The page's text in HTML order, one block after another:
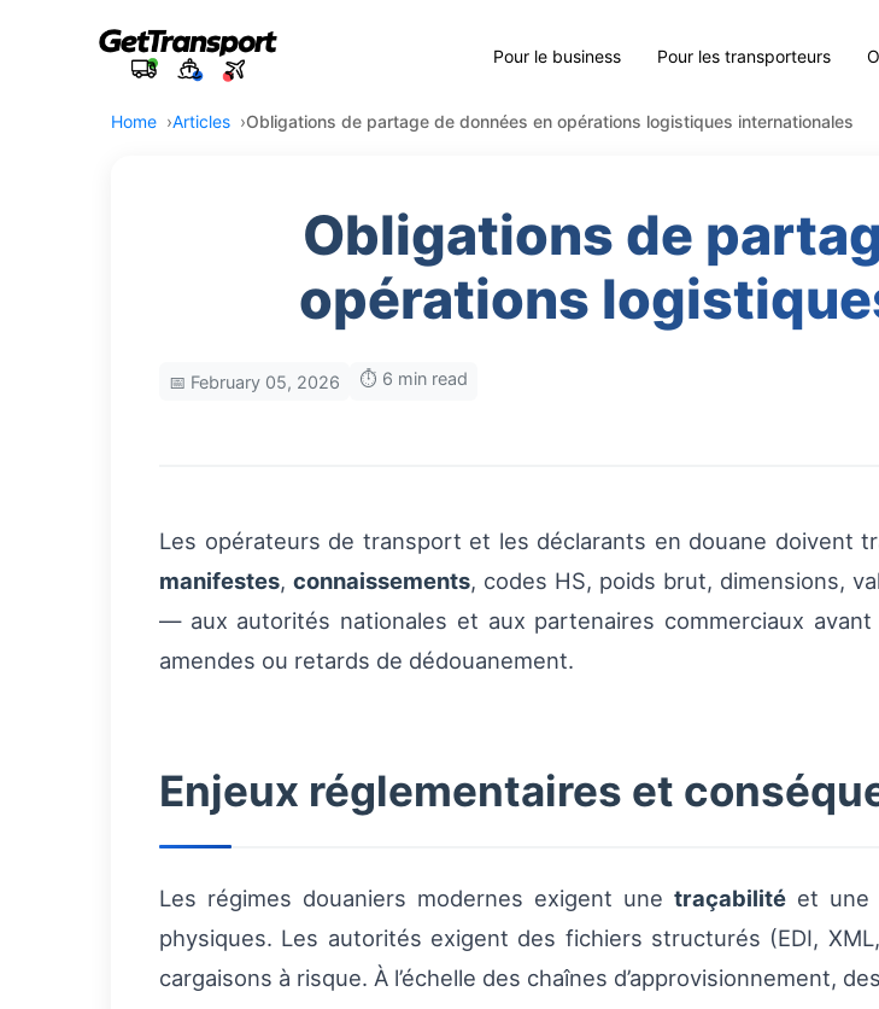
Pour le business Pour les transporteurs
Home Articles Obligations de partage de données en opérations logistiques internationales
Obligations de
opérations
📅 February 05, 2026 ⏱️ 6 min read
Les opérateurs de transport et les déclarants en douane doivent
manifestes, connaissements, codes HS, poids brut, dimensions,
— aux autorités nationales et aux partenaires commerciaux
amendes ou retards de dédouanement.
Enjeux réglementaires et
Les régimes douaniers modernes exigent une traçabilité et une
physiques. Les autorités exigent des fichiers structurés (EDI,
cargaisons à risque. À l’échelle des chaînes d’approvisionnement,